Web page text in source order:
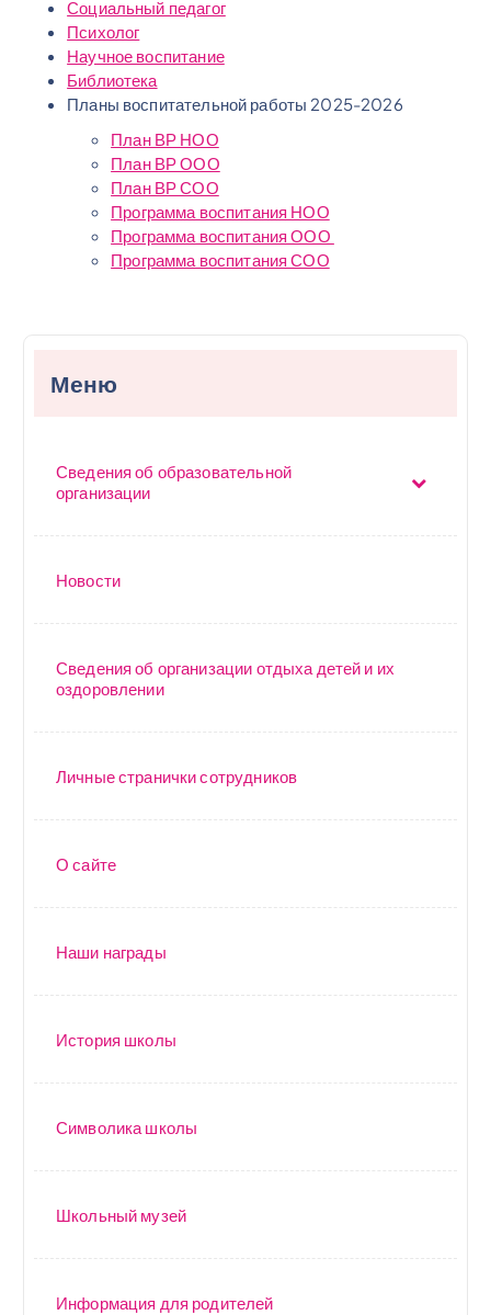
Социальный педагог
Психолог
Научное воспитание
Библиотека
Планы воспитательной работы 2025-2026
План ВР НОО
План ВР ООО
План ВР СОО
Программа воспитания НОО
Программа воспитания ООО
Программа воспитания СОО
Меню
Сведения об образовательной
организации
Новости
Сведения об организации отдыха детей и их
оздоровлении
Личные странички сотрудников
О сайте
Наши награды
История школы
Символика школы
Школьный музей
Информация для родителей